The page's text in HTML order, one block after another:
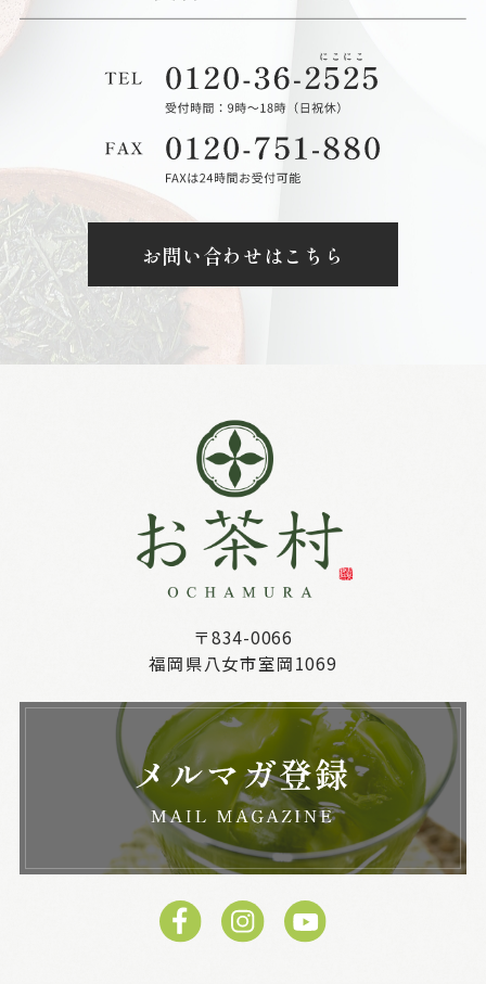
お問い合わせはこちら
〒834-0066
福岡県八女市室岡1069